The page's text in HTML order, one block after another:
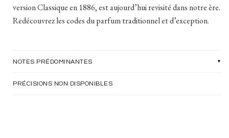
version Classique en 1886, est aujourd’hui revisité dans notre ère.
Redécouvrez les codes du parfum traditionnel et d’exception.
NOTES PRÉDOMINANTES
PRÉCISIONS NON DISPONIBLES